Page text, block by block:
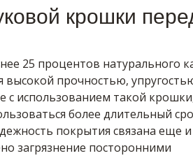
крошки
25 процентов натурального
высокой прочностью,
с использованием такой
более длительный
покрытия связана еще и
загрязнение посторонними